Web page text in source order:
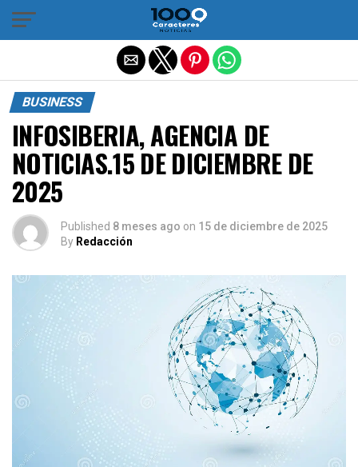
BUSINESS
INFOSIBERIA, AGENCIA DE
NOTICIAS.15 DE DICIEMBRE DE
2025
Published 8 meses ago on 15 de diciembre de 2025
By Redacción
Salir de la versión móvil